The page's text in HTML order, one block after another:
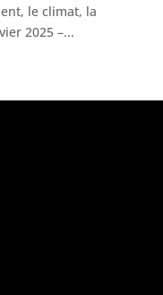
le climat, la
2025 –...